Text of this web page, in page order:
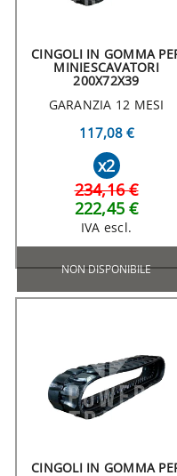
CINGOLI IN GOMMA
MINIESCAVATORI
200X72X39
GARANZIA 12 MESI
117,08 €
x2
234,16 €
222,45 €
IVA escl.
NON DISPONIBILE
CINGOLI IN GOMMA